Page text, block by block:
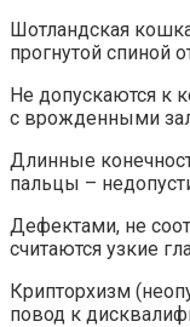
Шотландская
прогнутой спиной
Не допускаются к
с врожденными
Длинные
пальцы –
Дефектами, не
считаются узкие
Крипторхизм
повод к